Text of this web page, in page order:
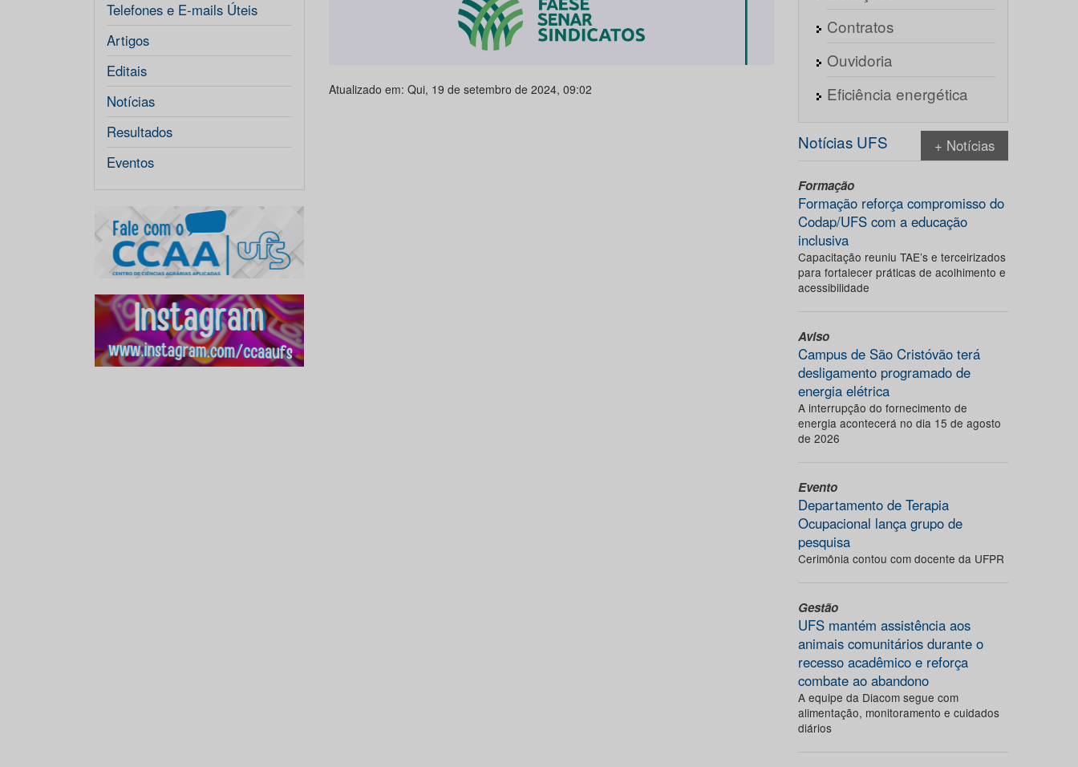
Telefones e E-mails Úteis
Artigos
Editais
Notícias
Resultados
Eventos
Atualizado em: Qui, 19 de setembro de 2024, 09:02
Contratos
Ouvidoria
Eficiência energética
Notícias UFS + Notícias
Formação
Formação reforça compromisso do
Codap/UFS com a educação
inclusiva
Capacitação reuniu TAE’s e terceirizados
para fortalecer práticas de acolhimento e
acessibilidade
Aviso
Campus de São Cristóvão terá
desligamento programado de
energia elétrica
A interrupção do fornecimento de
energia acontecerá no dia 15 de agosto
de 2026
Evento
Departamento de Terapia
Ocupacional lança grupo de
pesquisa
Cerimônia contou com docente da UFPR
Gestão
UFS mantém assistência aos
animais comunitários durante o
recesso acadêmico e reforça
combate ao abandono
A equipe da Diacom segue com
alimentação, monitoramento e cuidados
diários